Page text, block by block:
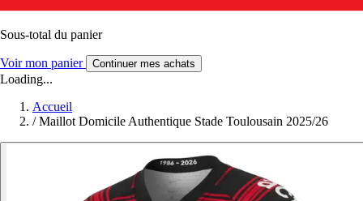
Sous-total du panier
Voir mon panier Continuer mes achats
Loading...
Accueil
/ Maillot Domicile Authentique Stade Toulousain 2025/26